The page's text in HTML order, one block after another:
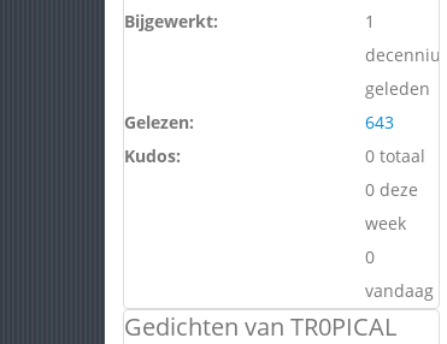
Bijgewerkt:
1
decennium
geleden
Gelezen:
643
Kudos:
0 totaal
0 deze
week
0
vandaag
Gedichten van TR0PICAL